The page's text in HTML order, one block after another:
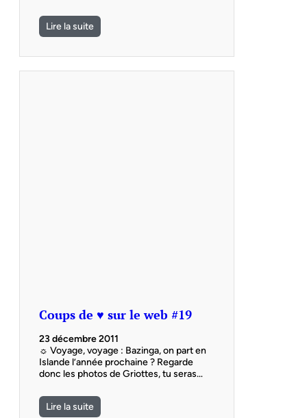
Lire la suite
Coups de ♥ sur le web #19
23 décembre 2011
☼ Voyage, voyage : Bazinga, on part en
Islande l’année prochaine ? Regarde
donc les photos de Griottes, tu seras…
Lire la suite